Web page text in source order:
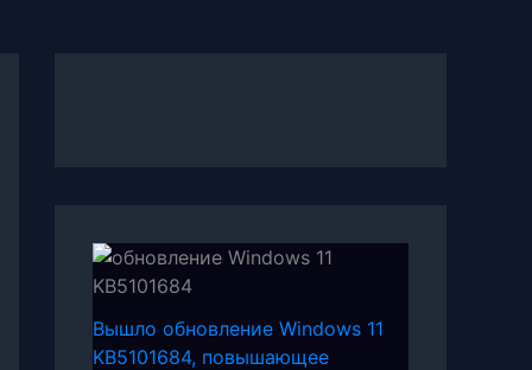
Вышло обновление Windows 11
KB5101684, повышающее